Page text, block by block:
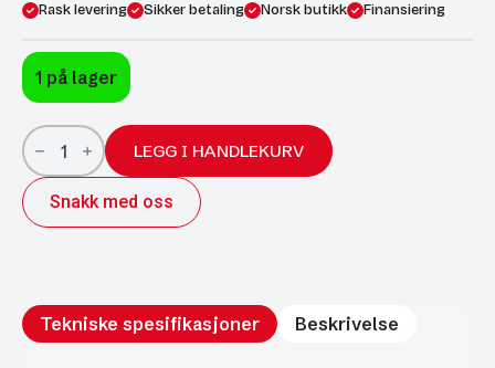
Rask levering Sikker betaling Norsk butikk Finansiering
1 på lager
Gassfjærer
Arctic
27/14;
768/350;
2500N
antall
LEGG I HANDLEKURV
Snakk med oss
Tekniske spesifikasjoner Beskrivelse